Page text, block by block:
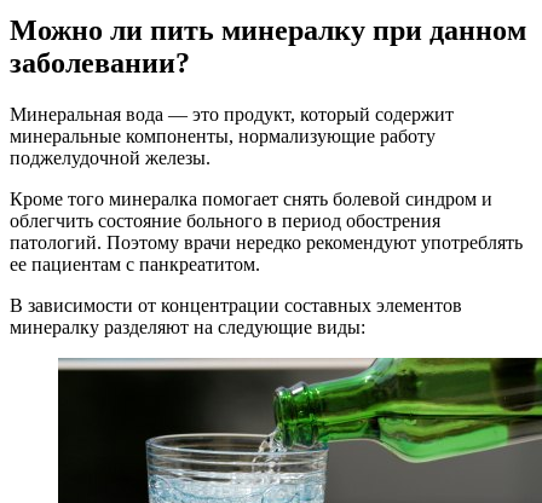
Можно ли пить минералку при данном
заболевании?
Минеральная вода — это продукт, который содержит
минеральные компоненты, нормализующие работу
поджелудочной железы.
Кроме того минералка помогает снять болевой синдром и
облегчить состояние больного в период обострения
патологий. Поэтому врачи нередко рекомендуют употреблять
ее пациентам с панкреатитом.
В зависимости от концентрации составных элементов
минералку разделяют на следующие виды: